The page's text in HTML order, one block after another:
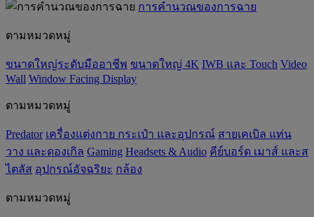
การคำนวณของการฉาย
ตามหมวดหมู่
ขนาดใหญ่ระดับมืออาชีพ ขนาดใหญ่ 4K IWB และ Touch Video
Wall Window Facing Display
ตามหมวดหมู่
Predator เครื่องแต่งกาย กระเป๋า และอุปกรณ์ สายเคเบิล แท่น
วาง และดองเกิล Gaming ‌Headsets & Audio คีย์บอร์ด เมาส์ และส
ไตลัส อุปกรณ์อัจฉริยะ กล้อง
ตามหมวดหมู่